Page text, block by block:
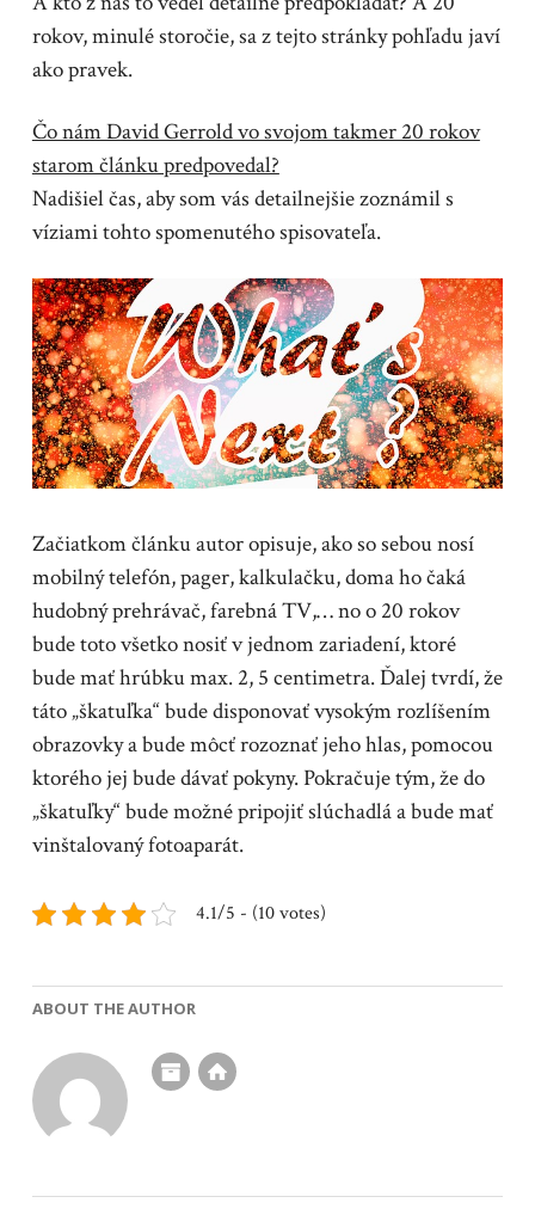
rokov, minulé storočie, sa z tejto stránky pohľadu javí
ako pravek.
Čo nám David Gerrold vo svojom takmer 20 rokov
starom článku predpovedal?
Nadišiel čas, aby som vás detailnejšie zoznámil s
víziami tohto spomenutého spisovateľa.
Začiatkom článku autor opisuje, ako so sebou nosí
mobilný telefón, pager, kalkulačku, doma ho čaká
hudobný prehrávač, farebná TV,… no o 20 rokov
bude toto všetko nosiť v jednom zariadení, ktoré
bude mať hrúbku max. 2, 5 centimetra. Ďalej tvrdí, že
táto „škatuľka“ bude disponovať vysokým rozlíšením
obrazovky a bude môcť rozoznať jeho hlas, pomocou
ktorého jej bude dávať pokyny. Pokračuje tým, že do
„škatuľky“ bude možné pripojiť slúchadlá a bude mať
vinštalovaný fotoaparát.
4.1/5 - (10 votes)
ABOUT THE AUTHOR